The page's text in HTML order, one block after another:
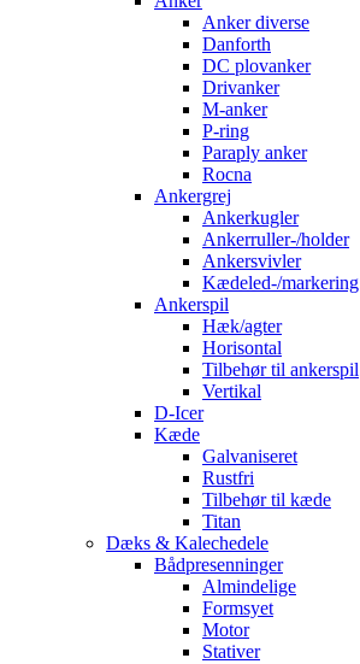
Anker diverse
Danforth
DC plovanker
Drivanker
M-anker
P-ring
Paraply anker
Rocna
Ankergrej
Ankerkugler
Ankerruller-/holder
Ankersvivler
Kædeled-/markering
Ankerspil
Hæk/agter
Horisontal
Tilbehør til ankerspil
Vertikal
D-Icer
Kæde
Galvaniseret
Rustfri
Tilbehør til kæde
Titan
Dæks & Kalechedele
Bådpresenninger
Almindelige
Formsyet
Motor
Stativer